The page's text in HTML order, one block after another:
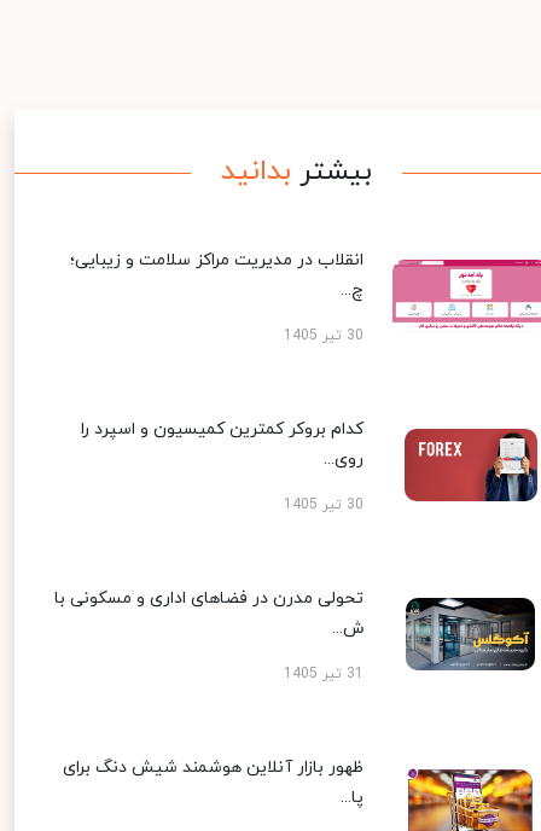
بیشتر بدانید
انقلاب در مدیریت مراکز سلامت و زیبایی؛
چ...
30 تیر 1405
کدام بروکر کمترین کمیسیون و اسپرد را
روی...
30 تیر 1405
تحولی مدرن در فضاهای اداری و مسکونی با
ش...
ظهور بازار آنلاین هوشمند شیش دنگ برای
پا...